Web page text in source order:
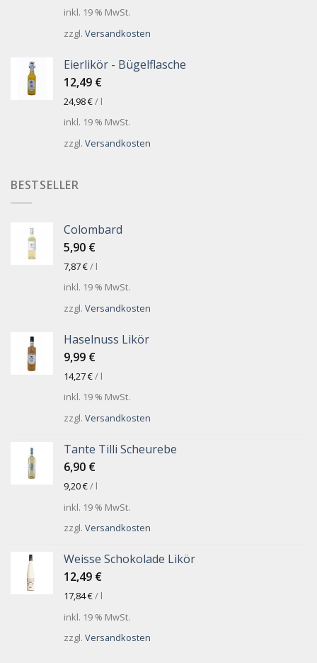
inkl. 19 % MwSt.
zzgl. Versandkosten
Eierlikör - Bügelflasche
12,49 €
24,98€/ l
inkl. 19 % MwSt.
zzgl. Versandkosten
BESTSELLER
Colombard
5,90 €
7,87€/ l
inkl. 19 % MwSt.
zzgl. Versandkosten
Haselnuss Likör
9,99 €
14,27€/ l
inkl. 19 % MwSt.
zzgl. Versandkosten
Tante Tilli Scheurebe
6,90 €
9,20€/ l
inkl. 19 % MwSt.
zzgl. Versandkosten
Weisse Schokolade Likör
12,49 €
17,84€/ l
inkl. 19 % MwSt.
zzgl. Versandkosten